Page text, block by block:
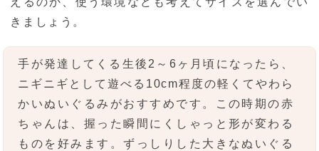
きましょう。
手が発達してくる生後2～6ヶ月頃になったら、
ニギニギとして遊べる10cm程度の軽くてやわら
かいぬいぐるみがおすすめです。この時期の赤
ちゃんは、握った瞬間にくしゃっと形が変わる
ものを好みます。ずっしりした大きなぬいぐる